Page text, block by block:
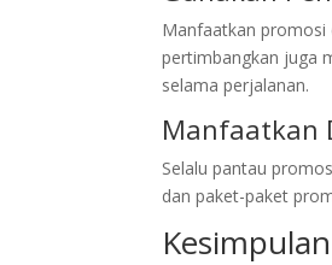
Manfaatkan promosi
pertimbangkan juga
selama perjalanan.
Manfaatkan
Selalu pantau
dan paket-paket
Kesimpulan